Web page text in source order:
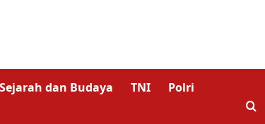
Sejarah dan Budaya TNI Polri